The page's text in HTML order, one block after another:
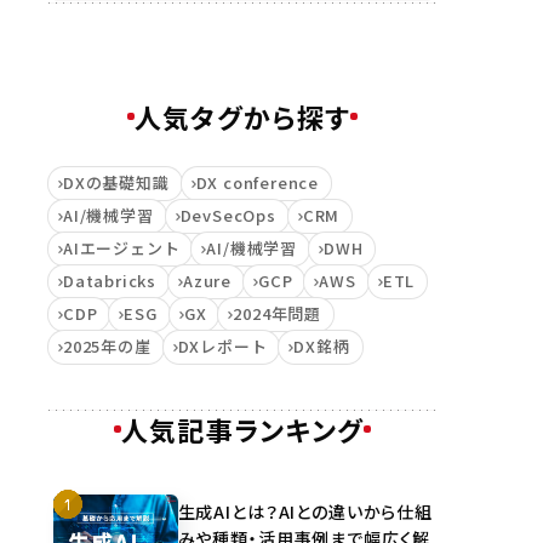
人気タグから探す
DXの基礎知識
DX conference
AI/機械学習
DevSecOps
CRM
AIエージェント
AI/機械学習
DWH
Databricks
Azure GCP AWS
ETL
CDP
ESG GX
2024年問題
2025年の崖
DXレポート DX銘柄
人気記事ランキング
生成AIとは？AIとの違いから仕組